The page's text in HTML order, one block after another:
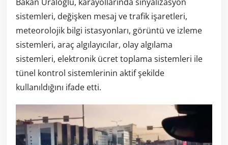
sistemleri, değişken mesaj ve trafik işaretleri,
meteorolojik bilgi istasyonları, görüntü ve izleme
sistemleri, araç algılayıcılar, olay algılama
sistemleri, elektronik ücret toplama sistemleri ile
tünel kontrol sistemlerinin aktif şekilde
kullanıldığını ifade etti.